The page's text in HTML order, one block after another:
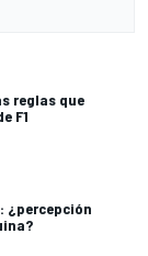
reglas que
F1
¿percepción